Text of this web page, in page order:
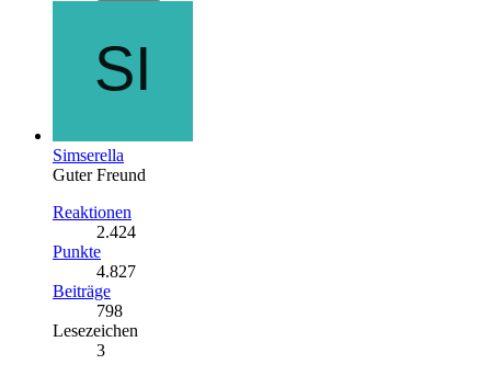
Simserella
Guter Freund
Reaktionen
2.424
Punkte
4.827
Beiträge
798
Lesezeichen
3